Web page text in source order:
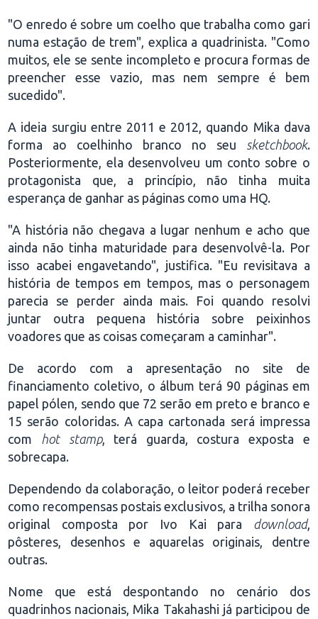
"O enredo é sobre um coelho que trabalha como gari
numa estação de trem", explica a quadrinista. "Como
muitos, ele se sente incompleto e procura formas de
preencher esse vazio, mas nem sempre é bem
sucedido".
A ideia surgiu entre 2011 e 2012, quando Mika dava
forma ao coelhinho branco no seu sketchbook.
Posteriormente, ela desenvolveu um conto sobre o
protagonista que, a princípio, não tinha muita
esperança de ganhar as páginas como uma HQ.
"A história não chegava a lugar nenhum e acho que
ainda não tinha maturidade para desenvolvê-la. Por
isso acabei engavetando", justifica. "Eu revisitava a
história de tempos em tempos, mas o personagem
parecia se perder ainda mais. Foi quando resolvi
juntar outra pequena história sobre peixinhos
voadores que as coisas começaram a caminhar".
De acordo com a apresentação no site de
financiamento coletivo, o álbum terá 90 páginas em
papel pólen, sendo que 72 serão em preto e branco e
15 serão coloridas. A capa cartonada será impressa
com hot stamp, terá guarda, costura exposta e
sobrecapa.
Dependendo da colaboração, o leitor poderá receber
como recompensas postais exclusivos, a trilha sonora
original composta por Ivo Kai para download,
pôsteres, desenhos e aquarelas originais, dentre
outras.
Nome que está despontando no cenário dos
quadrinhos nacionais, Mika Takahashi já participou de